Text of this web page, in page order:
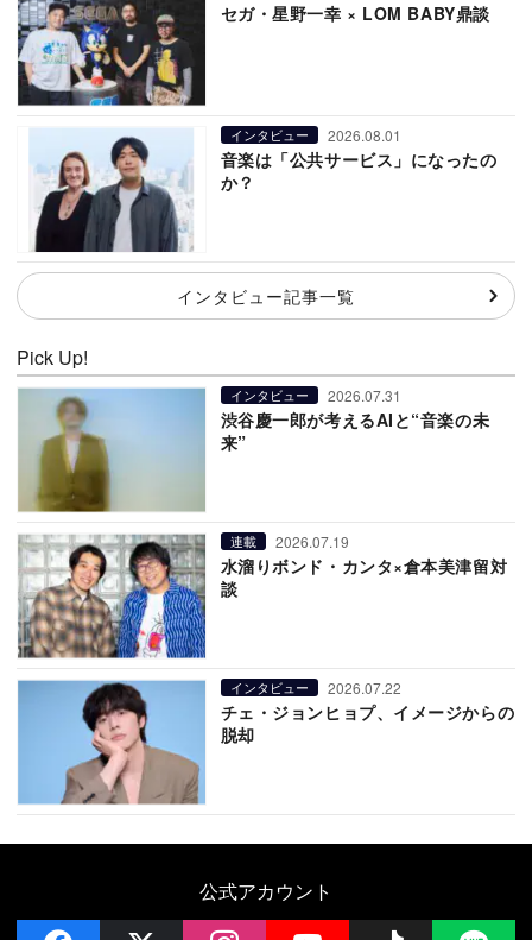
セガ・星野一幸 × LOM BABY鼎談
インタビュー 2026.08.01
音楽は「公共サービス」になったの
か？
インタビュー記事一覧
Pick Up!
インタビュー 2026.07.31
渋谷慶一郎が考えるAIと“音楽の未
来”
連載 2026.07.19
水溜りボンド・カンタ×倉本美津留対
談
インタビュー 2026.07.22
チェ・ジョンヒョプ、イメージからの
脱却
公式アカウント